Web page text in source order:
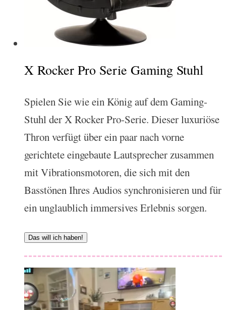
X Rocker Pro Serie Gaming Stuhl
Spielen Sie wie ein König auf dem Gaming-
Stuhl der X Rocker Pro-Serie. Dieser luxuriöse
Thron verfügt über ein paar nach vorne
gerichtete eingebaute Lautsprecher zusammen
mit Vibrationsmotoren, die sich mit den
Basstönen Ihres Audios synchronisieren und für
ein unglaublich immersives Erlebnis sorgen.
Das will ich haben!